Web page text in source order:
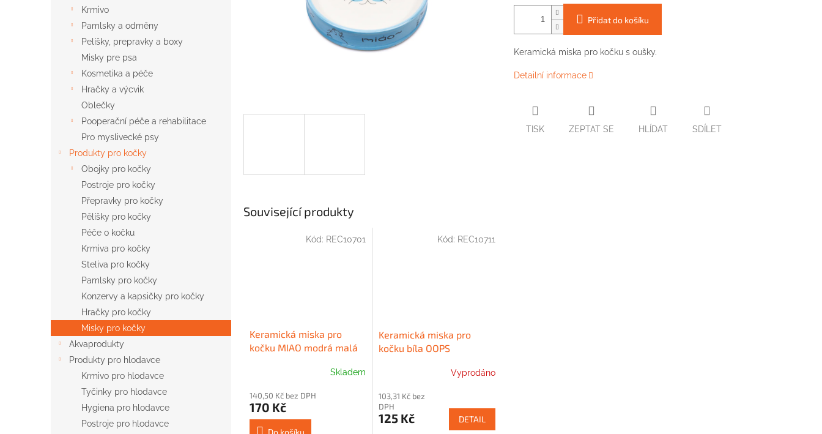
Krmivo
Pamlsky a odměny
Pelíšky, prepravky a boxy
Misky pre psa
Kosmetika a péče
Hračky a výcvik
Oblečky
Pooperační péče a rehabilitace
Pro myslivecké psy
Produkty pro kočky
Obojky pro kočky
Postroje pro kočky
Přepravky pro kočky
Pělíšky pro kočky
Péče o kočku
Krmiva pro kočky
Steliva pro kočky
Pamlsky pro kočky
Konzervy a kapsičky pro kočky
Hračky pro kočky
Misky pro kočky
Akvaprodukty
Produkty pro hlodavce
Krmivo pro hlodavce
Tyčinky pro hlodavce
Hygiena pro hlodavce
Postroje pro hlodavce
Přidat do košíku
Keramická miska pro kočku s oušky.
Detailní informace
TISK ZEPTAT SE HLÍDAT SDÍLET
Související produkty
Keramická miska pro
kočku MIAO modrá malá
Skladem
140,50 Kč bez DPH
170 Kč
Do košíku
Kód: REC10701
Keramická miska pro
kočku bíla OOPS
Vyprodáno
103,31 Kč bez
DPH
125 Kč DETAIL
Kód: REC10711